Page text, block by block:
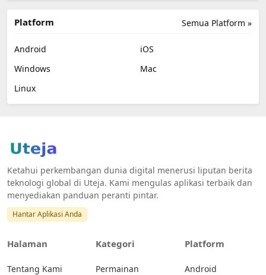
Semua Platform »
Platform
Android
iOS
Windows
Mac
Linux
Ketahui perkembangan dunia digital menerusi liputan berita
teknologi global di Uteja. Kami mengulas aplikasi terbaik dan
menyediakan panduan peranti pintar.
Hantar Aplikasi Anda
Halaman
Tentang Kami
Kategori
Permainan
Platform
Android